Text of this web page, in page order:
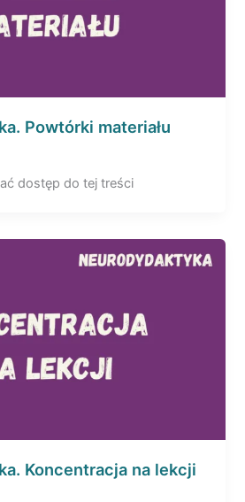
Powtórki materiału
dostęp do tej treści
Koncentracja na lekcji